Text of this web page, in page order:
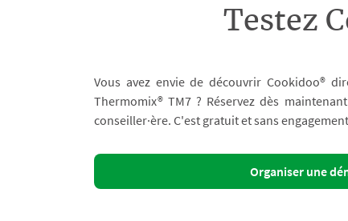
Testez
Vous avez envie de découvrir Cookidoo®
Thermomix® TM7 ? Réservez dès
conseiller·ère. C'est gratuit et sans
Organiser une